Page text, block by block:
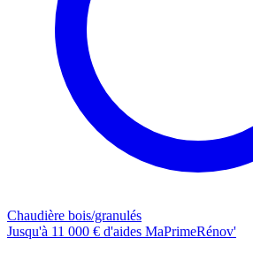
Chaudière bois/granulés
Jusqu'à 11 000 € d'aides MaPrimeRénov'